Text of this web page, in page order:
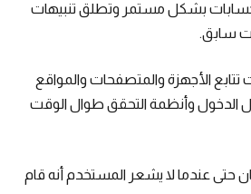
الحسابات بشكل مستمر وتطلق تنبيهات
سابق.
الأجهزة والمتصفحات والمواقع
الدخول وأنظمة التحقق طوال الوقت
حتى عندما لا يشعر المستخدم أنه قام